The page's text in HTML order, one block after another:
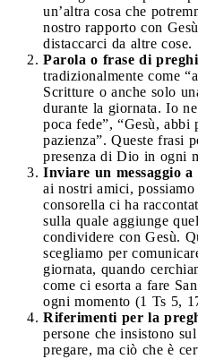
un’altra cosa che
nostro rapporto con
distaccarci da altre cose.
Parola o frase di
tradizionalmente come
Scritture o anche solo
durante la giornata. Io
poca fede”, “Gesù, abbi
pazienza”. Queste frasi
presenza di Dio in ogni
Inviare un messaggio a
ai nostri amici,
consorella ci ha
sulla quale aggiunge
condividere con Gesù.
scegliamo per
giornata, quando
come ci esorta a fare
ogni momento (1 Ts 5,
Riferimenti per la
persone che insistono
pregare, ma ciò che è